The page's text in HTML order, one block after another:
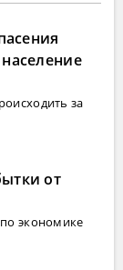
за
от
экономике